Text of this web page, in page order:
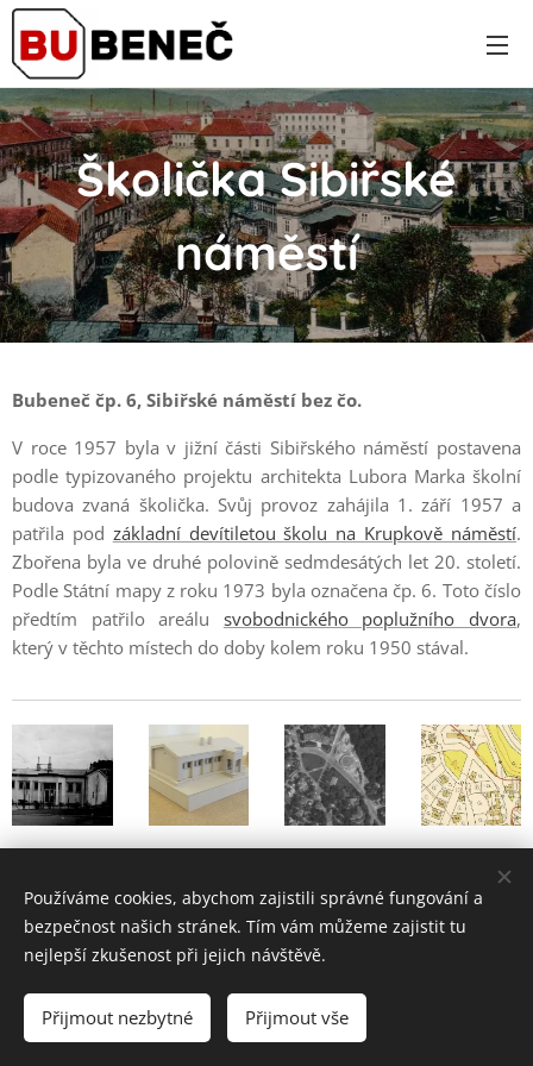
Školička Sibiřské
náměstí
Bubeneč čp. 6, Sibiřské náměstí bez čo.
V roce 1957 byla v jižní části Sibiřského náměstí postavena
podle typizovaného projektu architekta Lubora Marka školní
budova zvaná školička. Svůj provoz zahájila 1. září 1957 a
patřila pod základní devítiletou školu na Krupkově náměstí.
Zbořena byla ve druhé polovině sedmdesátých let 20. století.
Podle Státní mapy z roku 1973 byla označena čp. 6. Toto číslo
předtím patřilo areálu svobodnického poplužního dvora,
který v těchto místech do doby kolem roku 1950 stával.
2004 - 2026 •
www.bubenec.eu
Používáme cookies, abychom zajistili správné fungování a
bezpečnost našich stránek. Tím vám můžeme zajistit tu
nejlepší zkušenost při jejich návštěvě.
Přijmout nezbytné Přijmout vše